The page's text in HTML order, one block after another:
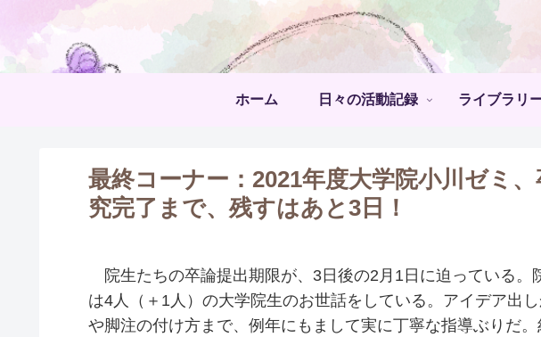
ホーム 日々の活動記録 ライブラリ
最終コーナー：2021年度大学院小川ゼミ
究完了まで、残すはあと3日！
院生たちの卒論提出期限が、3日後の2月1日に迫っている。
は4人（＋1人）の大学院生のお世話をしている。アイデア出
や脚注の付け方まで、例年にもまして実に丁寧な指導ぶりだ。